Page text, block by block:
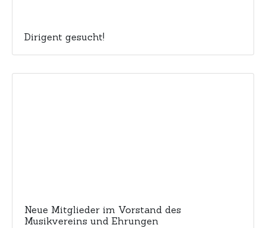
Dirigent gesucht!
Neue Mitglieder im Vorstand des
Musikvereins und Ehrungen